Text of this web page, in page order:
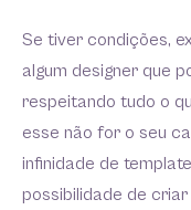
Se tiver condições,
algum designer que
respeitando tudo o
esse não for o seu
infinidade de
possibilidade de